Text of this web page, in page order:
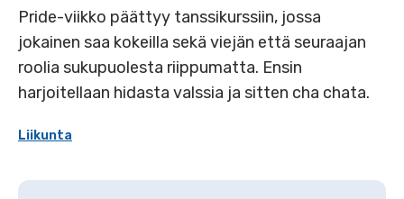
Pride-viikko päättyy tanssikurssiin, jossa
jokainen saa kokeilla sekä viejän että seuraajan
roolia sukupuolesta riippumatta. Ensin
harjoitellaan hidasta valssia ja sitten cha chata.
Liikunta